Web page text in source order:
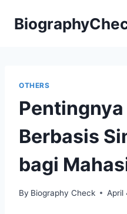
OTHERS
Berbasis
bagi
By Biography Check April